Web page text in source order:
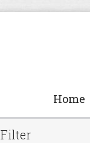
Home
Filter